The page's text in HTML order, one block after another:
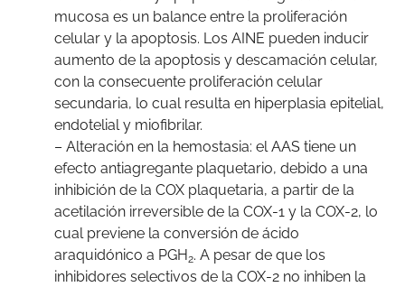
mucosa es un balance entre la proliferación
celular y la apoptosis. Los AINE pueden inducir
aumento de la apoptosis y descamación celular,
con la consecuente proliferación celular
secundaria, lo cual resulta en hiperplasia epitelial,
endotelial y miofibrilar.
– Alteración en la hemostasia: el AAS tiene un
efecto antiagregante plaquetario, debido a una
inhibición de la COX plaquetaria, a partir de la
acetilación irreversible de la COX-1 y la COX-2, lo
cual previene la conversión de ácido
araquidónico a PGH2. A pesar de que los
inhibidores selectivos de la COX-2 no inhiben la